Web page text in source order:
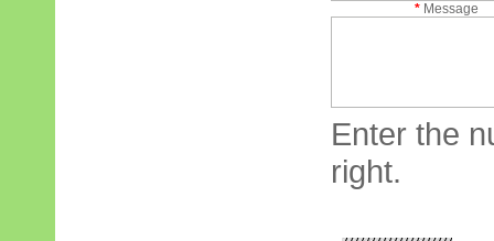
* Message
Enter the
right.